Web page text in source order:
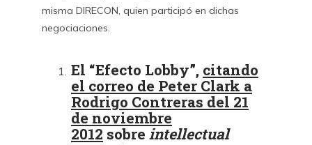
misma DIRECON, quien participó en dichas
negociaciones.
El “Efecto Lobby”, citando
el correo de Peter Clark a
Rodrigo Contreras del 21
de noviembre
2012 sobre intellectual